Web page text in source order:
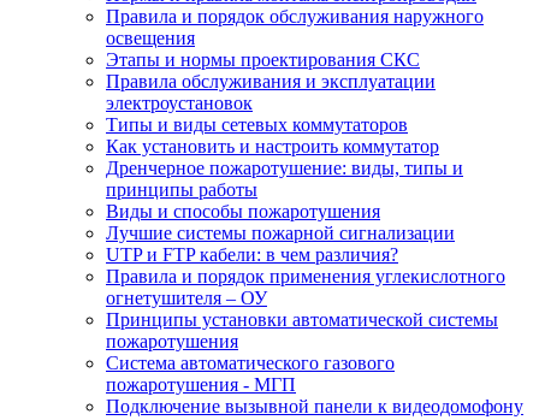
Правила и порядок обслуживания наружного
освещения
Этапы и нормы проектирования СКС
Правила обслуживания и эксплуатации
электроустановок
Типы и виды сетевых коммутаторов
Как установить и настроить коммутатор
Дренчерное пожаротушение: виды, типы и
принципы работы
Виды и способы пожаротушения
Лучшие системы пожарной сигнализации
UTP и FTP кабели: в чем различия?
Правила и порядок применения углекислотного
огнетушителя – ОУ
Принципы установки автоматической системы
пожаротушения
Система автоматического газового
пожаротушения - МГП
Подключение вызывной панели к видеодомофону